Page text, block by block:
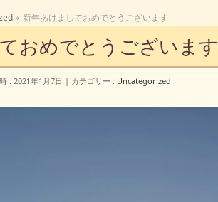
» 新年あけましておめでとうございます
おめでとうございます
: 2021年1月7日 カテゴリー : Uncategorized